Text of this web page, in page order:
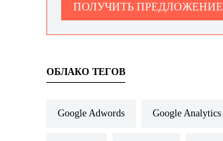
ПОЛУЧИТЬ ПРЕДЛОЖЕНИЕ
ОБЛАКО ТЕГОВ
Google Adwords Google Analytics